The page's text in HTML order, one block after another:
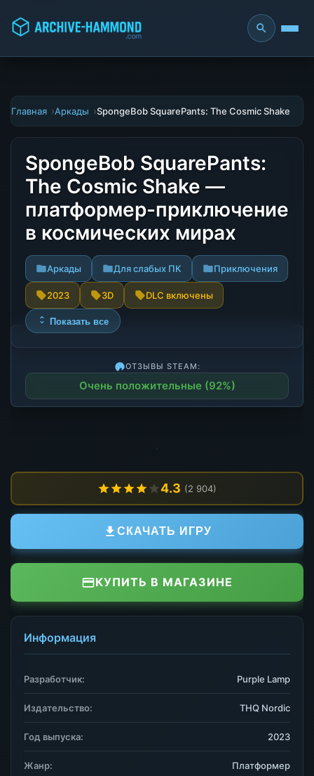
Главная Аркады SpongeBob SquarePants: The Cosmic Shake
SpongeBob SquarePants:
The Cosmic Shake —
платформер-приключение
в космических мирах
Аркады Для слабых ПК Приключения
2023 3D DLC включены
Показать все
ОТЗЫВЫ STEAM:
Очень положительные (92%)
4.3 (2 904)
СКАЧАТЬ ИГРУ
КУПИТЬ В МАГАЗИНЕ
Информация
Разработчик: Purple Lamp
Издательство: THQ Nordic
Год выпуска: 2023
Жанр: Платформер